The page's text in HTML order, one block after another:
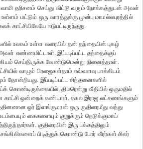
தரிசனம் செய்து விட்டு வரும் நோக்கத்துடன் அவள்
மட்டும் ஒரு வாரத்துக்கு முன்பு மாமல்லபுரத்தில்
ஈடுபட்டிருந்தது.
உலகம் உள்ள வரையில் தன் தந்தையின் புகழ்
அவள் எண்ணமிட்டாள். இப்படிப்பட்ட தந்தைக்குப்
செய்திருக்க வேண்டுமென்று நினைத்தாள்.
வாழும் பிரஜைகள்தாம் எவ்வளவு பாக்கியம்
இப்படிப்பட்ட சிந்தனைகளில்
கொண்டிருக்கையில், திடீரென்று வீதியில் ஒருமதில்
காட்சி ஒன்றைக் கண்டாள். சகல இராஜ லட்சணங்களும்
ஓர் இளங்குமரன் ஒரு குதிரைமீது வந்து
கைகளையும் குறுக்கும் நெடுக்குமாய்
குதிரையின் இரு பக்கத்திலும்
பிடித்துக் கொண்டு போர் வீரர்கள் சிலர்